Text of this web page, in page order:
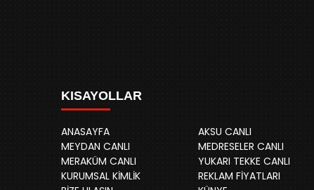
KISAYOLLAR
ANASAYFA
AKSU CANLI
MEYDAN CANLI
MEDRESELER CANLI
MERAKÜM CANLI
YUKARI TEKKE CANLI
KURUMSAL KİMLİK
REKLAM FİYATLARI